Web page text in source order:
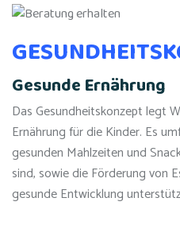
Gesunde Ernährung
Das Gesundheitskonzept legt
Ernährung für die Kinder. Es
gesunden Mahlzeiten und
sind, sowie die Förderung von
gesunde Entwicklung